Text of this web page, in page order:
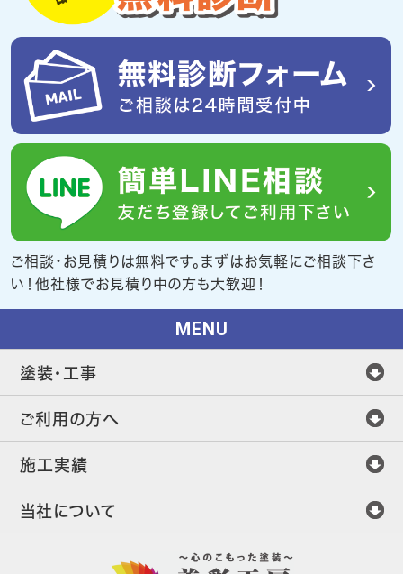
ご相談・お見積りは無料です。まずはお気軽にご相談下さ
い！他社様でお見積り中の方も大歓迎！
MENU
塗装・工事
ご利用の方へ
施工実績
当社について